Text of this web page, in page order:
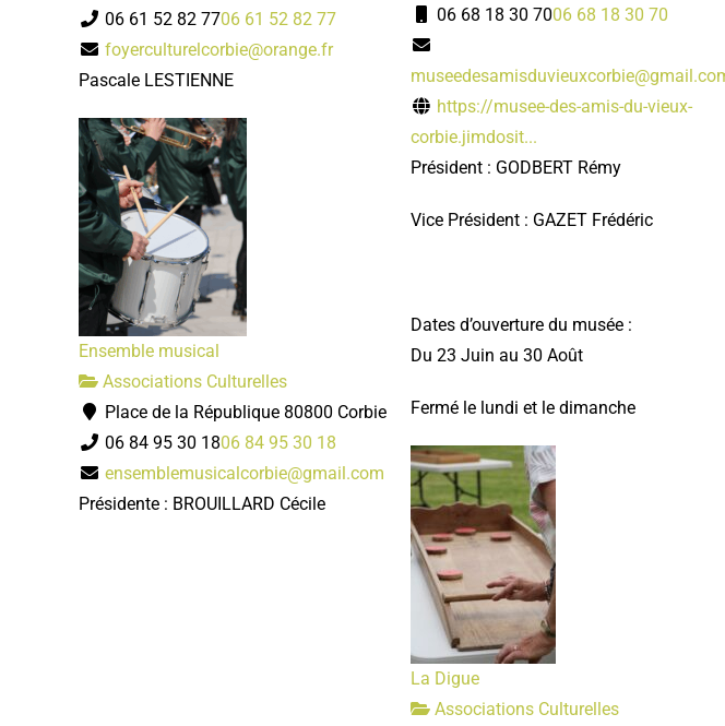
06 61 52 82 7706 61 52 82 77
foyerculturelcorbie@orange.fr
Pascale LESTIENNE
06 68 18 30 7006 68 18 30 70
https://musee-des-amis-du-vieux-
corbie.jimdosit...
Président : GODBERT Rémy
Vice Président : GAZET Frédéric
Dates d’ouverture du musée :
Du 23 Juin au 30 Août
Fermé le lundi et le dimanche
Ensemble musical
Associations Culturelles
Place de la République 80800 Corbie
06 84 95 30 1806 84 95 30 18
ensemblemusicalcorbie@gmail.com
Présidente : BROUILLARD Cécile
La Digue
Associations Culturelles